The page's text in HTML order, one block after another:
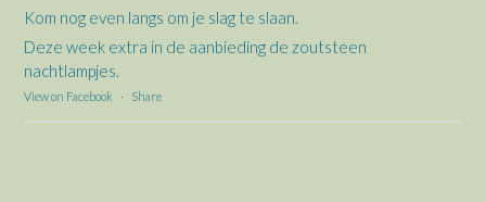
Kom nog even langs om je slag te slaan.
Deze week extra in de aanbieding de zoutsteen
nachtlampjes.
View on Facebook · Share